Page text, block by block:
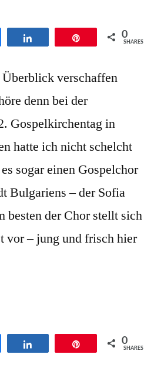
0
SHARES
verschaffen
denn bei der
Gospelkirchentag in
hatte ich nicht schelcht
sogar einen Gospelchor
Bulgariens – der Sofia
besten der Chor stellt sich
vor – jung und frisch hier
0
SHARES